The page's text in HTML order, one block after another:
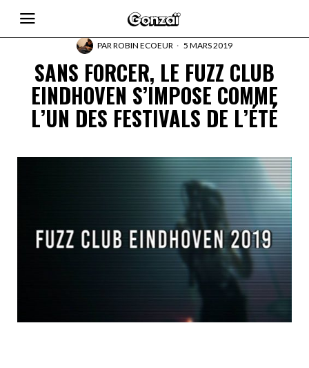
PARROBIN ECOEUR 5 MARS 2019
SANS FORCER, LE FUZZ CLUB
EINDHOVEN S’IMPOSE COMME
L’UN DES FESTIVALS DE L’ÉTÉ